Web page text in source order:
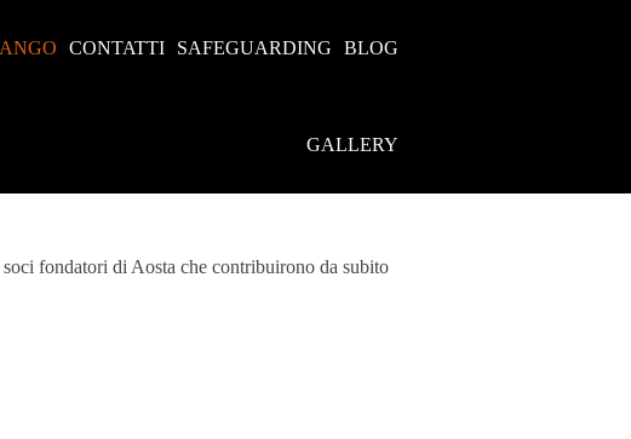
CONTATTI SAFEGUARDING BLOG
GALLERY
fondatori di Aosta che contribuirono da subito